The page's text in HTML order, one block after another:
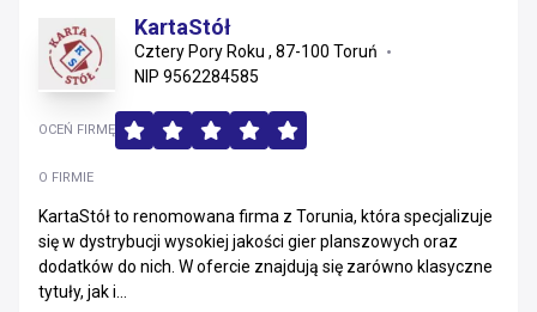
KartaStół
Cztery Pory Roku , 87-100 Toruń
NIP 9562284585
O FIRMIE
KartaStół to renomowana firma z Torunia, która specjalizuje
się w dystrybucji wysokiej jakości gier planszowych oraz
dodatków do nich. W ofercie znajdują się zarówno klasyczne
tytuły, jak i...
OCEŃ FIRMĘ